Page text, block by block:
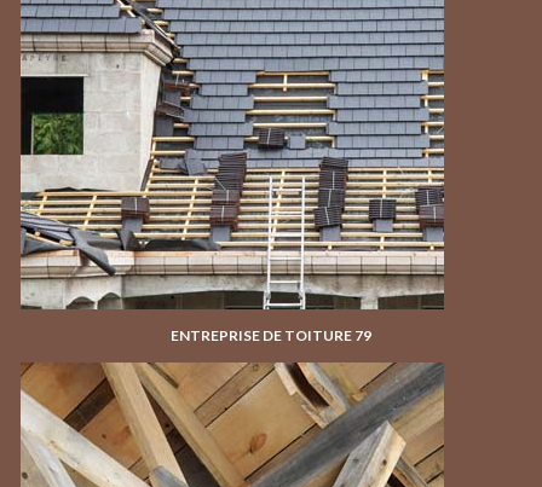
ENTREPRISE DE TOITURE 79